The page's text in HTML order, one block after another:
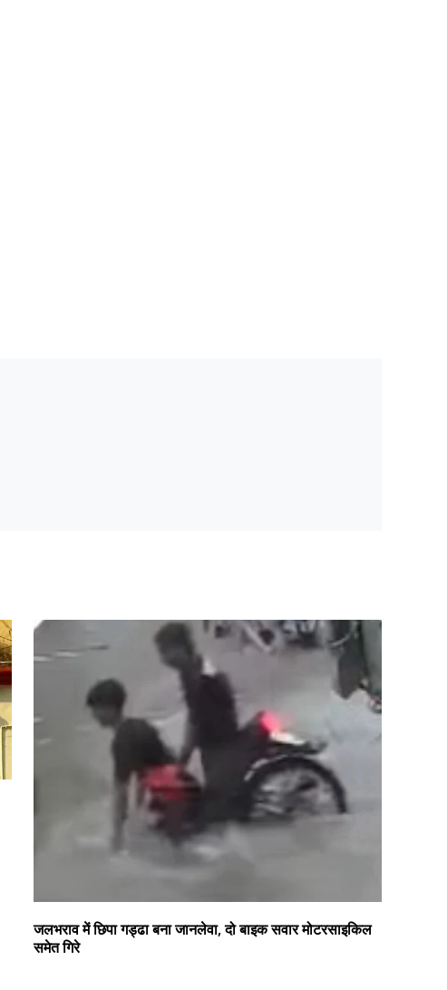
जलभराव में छिपा गड्ढा बना जानलेवा, दो बाइक सवार मोटरसाइकिल
समेत गिरे